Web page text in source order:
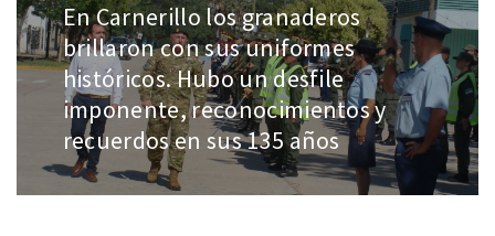
En Carnerillo los granaderos
brillaron con sus uniformes
históricos. Hubo un desfile
imponente, reconocimientos y
recuerdos en sus 135 años